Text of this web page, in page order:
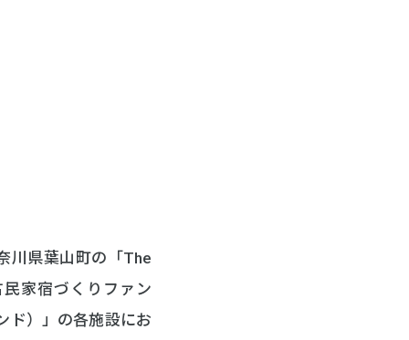
川県葉山町の「The
家宿づくりファン
ド）」の各施設にお